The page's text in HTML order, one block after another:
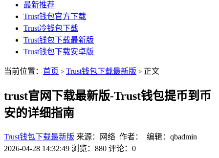
最新推荐
Trust钱包官方下载
Trust冷钱包下载
Trust钱包下载最新版
Trust钱包下载安卓版
当前位置： 首页 > Trust钱包下载最新版 > 正文
trust官网下载最新版-Trust钱包提币到币
安的详细指南
Trust钱包下载最新版 来源：网络 作者： 编辑：qbadmin
2026-04-28 14:32:49 浏览：880 评论：0